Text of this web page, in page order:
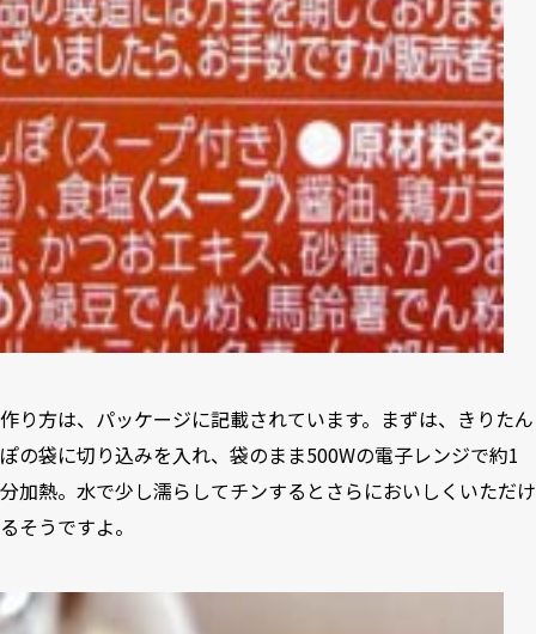
作り方は、パッケージに記載されています。まずは、きりたん
ぽの袋に切り込みを入れ、袋のまま500Wの電子レンジで約1
分加熱。水で少し濡らしてチンするとさらにおいしくいただけ
るそうですよ。